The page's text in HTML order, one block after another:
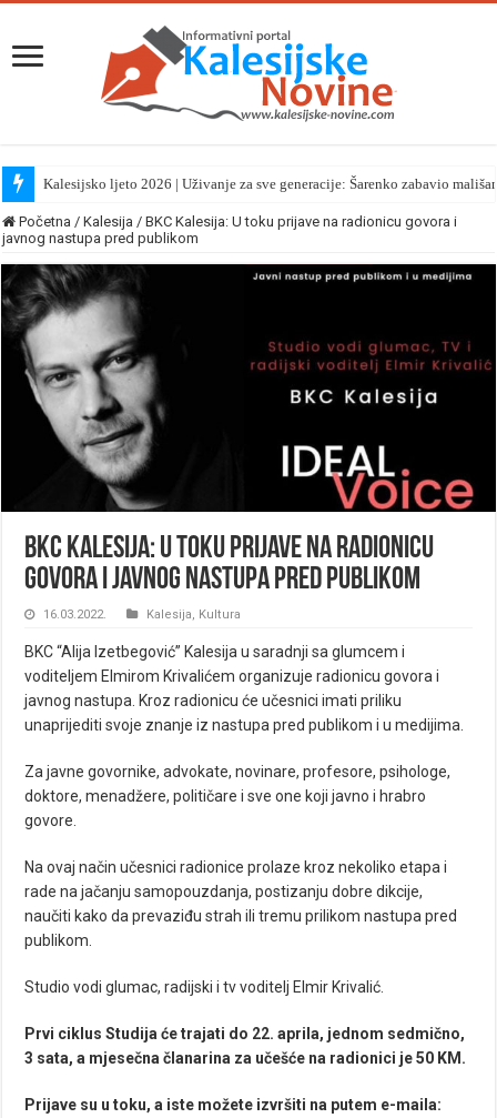
Kalesijsko ljeto 2026 | Uživanje za sve generacije: Šarenko zabavio
Početna / Kalesija / BKC Kalesija: U toku prijave na radionicu govora i
javnog nastupa pred publikom
BKC Kalesija: U toku prijave na radionicu
govora i javnog nastupa pred publikom
16.03.2022. Kalesija, Kultura
BKC “Alija Izetbegović” Kalesija u saradnji sa glumcem i
voditeljem Elmirom Krivalićem organizuje radionicu govora i
javnog nastupa. Kroz radionicu će učesnici imati priliku
unaprijediti svoje znanje iz nastupa pred publikom i u medijima.
Za javne govornike, advokate, novinare, profesore, psihologe,
doktore, menadžere, političare i sve one koji javno i hrabro
govore.
Na ovaj način učesnici radionice prolaze kroz nekoliko etapa i
rade na jačanju samopouzdanja, postizanju dobre dikcije,
naučiti kako da prevaziđu strah ili tremu prilikom nastupa pred
publikom.
Studio vodi glumac, radijski i tv voditelj Elmir Krivalić.
Prvi ciklus Studija će trajati do 22. aprila, jednom sedmično,
3 sata, a mjesečna članarina za učešće na radionici je 50 KM.
Prijave su u toku, a iste možete izvršiti na putem e-maila: